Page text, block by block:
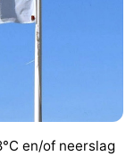
en/of neerslag